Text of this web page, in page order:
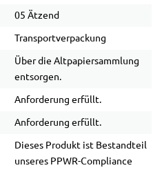
05 Ätzend
Transportverpackung
Über die Altpapiersammlung
entsorgen.
Anforderung erfüllt.
Anforderung erfüllt.
Dieses Produkt ist Bestandteil
unseres PPWR-Compliance